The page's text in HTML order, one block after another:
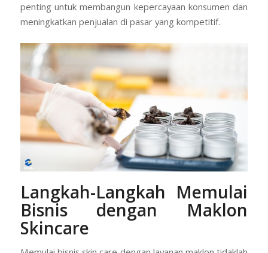
penting untuk membangun kepercayaan konsumen dan
meningkatkan penjualan di pasar yang kompetitif.
Langkah-Langkah Memulai
Bisnis dengan Maklon
Skincare